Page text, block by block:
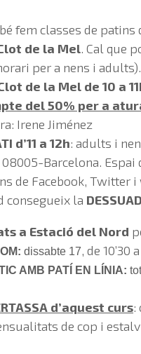
fem classes de
de la Mel. Cal que
per a nens i adults).
de la Mel de 10 a
del 50% per a
Irene Jiménez
d’11 a 12h: adults i
08005-Barcelona. Espai
de Facebook, Twitter i
consegueix la
a Estació del Nord
dissabte 17, de 10’30
AMB PATÍ EN LÍNIA:
d’aquest curs:
de cop i